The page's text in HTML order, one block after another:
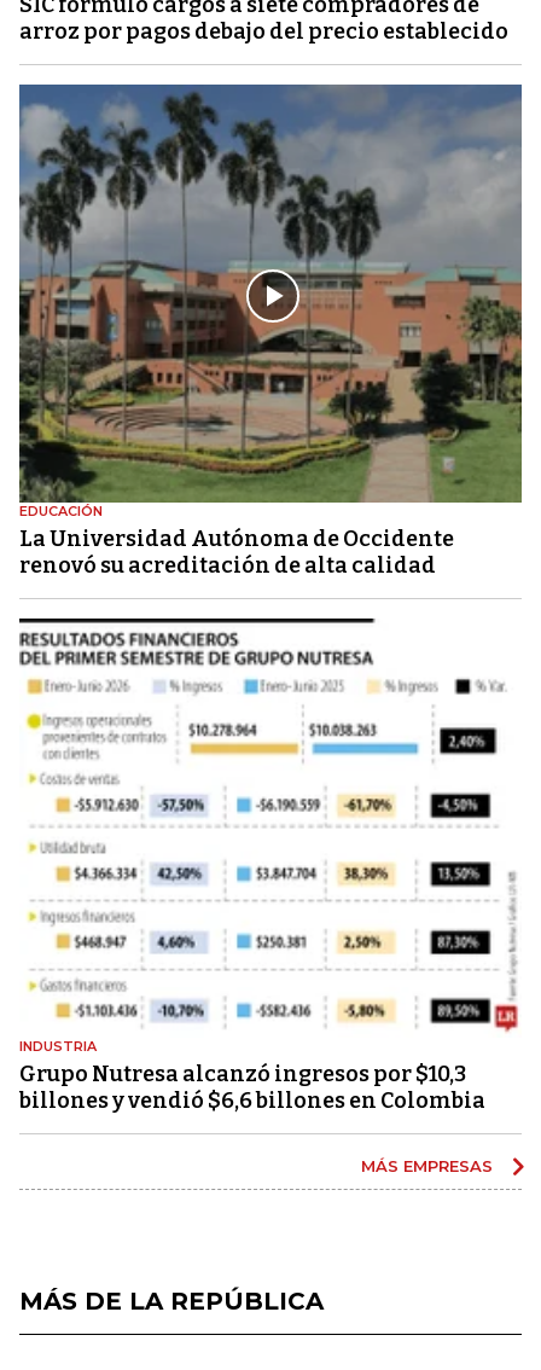
arroz por pagos debajo del precio establecido
EDUCACIÓN
La Universidad Autónoma de Occidente
renovó su acreditación de alta calidad
INDUSTRIA
Grupo Nutresa alcanzó ingresos por $10,3
billones y vendió $6,6 billones en Colombia
MÁS EMPRESAS
MÁS DE LA REPÚBLICA